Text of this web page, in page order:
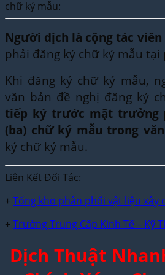
chữ ký mẫu:
Người dịch là cộng tác viên
phải đăng ký chữ ký mẫu
Khi đăng ký chữ ký mẫu,
văn bản đề nghị đăng ký
tiếp ký trước mặt trưởng
(ba) chữ ký mẫu trong
ký chữ ký mẫu.
Liên Kết Đối Tác:
+ Tổng kho phân phối vật liệu xây
+ Trường Trung Cấp Kinh Tế – Kỹ
Dịch Thuật